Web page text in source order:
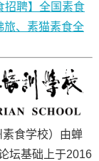
招聘】全国素食
旅、素猫素食全
食学校）由蝉
坛基础上于2016